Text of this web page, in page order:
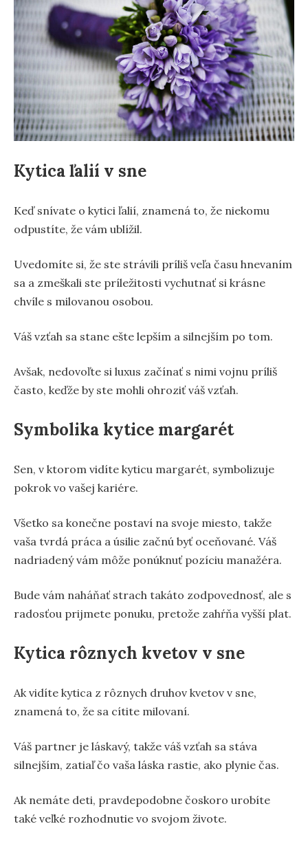
Kytica ľalií v sne
Keď snívate o kytici ľalií, znamená to, že niekomu
odpustíte, že vám ublížil.
Uvedomíte si, že ste strávili príliš veľa času hnevaním
sa a zmeškali ste príležitosti vychutnať si krásne
chvíle s milovanou osobou.
Váš vzťah sa stane ešte lepším a silnejším po tom.
Avšak, nedovoľte si luxus začínať s nimi vojnu príliš
často, keďže by ste mohli ohroziť váš vzťah.
Symbolika kytice margarét
Sen, v ktorom vidíte kyticu margarét, symbolizuje
pokrok vo vašej kariére.
Všetko sa konečne postaví na svoje miesto, takže
vaša tvrdá práca a úsilie začnú byť oceňované. Váš
nadriadený vám môže ponúknuť pozíciu manažéra.
Bude vám naháňať strach takáto zodpovednosť, ale s
radosťou prijmete ponuku, pretože zahŕňa vyšší plat.
Kytica rôznych kvetov v sne
Ak vidíte kytica z rôznych druhov kvetov v sne,
znamená to, že sa cítite milovaní.
Váš partner je láskavý, takže váš vzťah sa stáva
silnejším, zatiaľ čo vaša láska rastie, ako plynie čas.
Ak nemáte deti, pravdepodobne čoskoro urobíte
také veľké rozhodnutie vo svojom živote.